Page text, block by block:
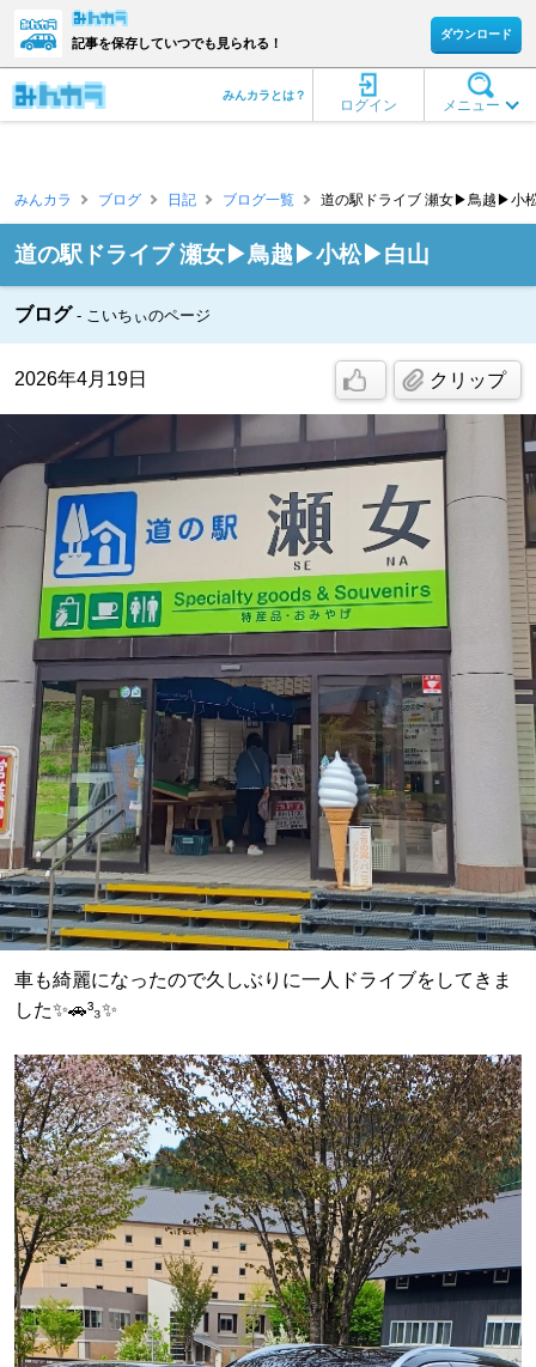
記事を保存していつでも見られる！
ダウンロード
メニュー
ログイン
みんカラとは？
みんカラ ブログ 日記 ブログ一覧 道の駅ドライブ 瀬女▶鳥越▶小
道の駅ドライブ 瀬女▶鳥越▶小松▶白山
ブログ こいちぃのページ
2026年4月19日 クリップ
車も綺麗になったので久しぶりに一人ドライブをしてきま
した✨🚗³₃✨